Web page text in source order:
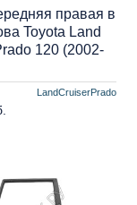
LandCruiserPrado
правая в
Toyota Land
120 (2002-